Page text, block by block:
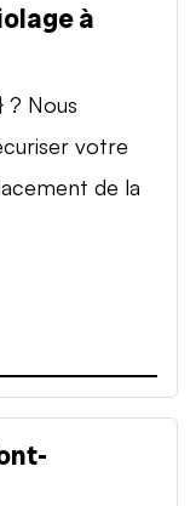
à
? Nous
votre
de la